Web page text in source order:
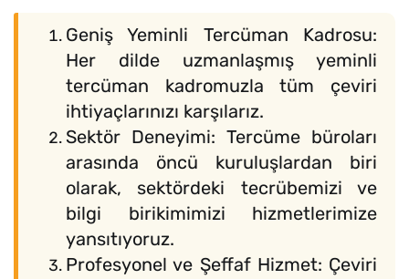
Geniş Yeminli Tercüman Kadrosu:
Her dilde uzmanlaşmış yeminli
tercüman kadromuzla tüm çeviri
ihtiyaçlarınızı karşılarız.
Sektör Deneyimi: Tercüme büroları
arasında öncü kuruluşlardan biri
olarak, sektördeki tecrübemizi ve
bilgi birikimimizi hizmetlerimize
yansıtıyoruz.
Profesyonel ve Şeffaf Hizmet: Çeviri